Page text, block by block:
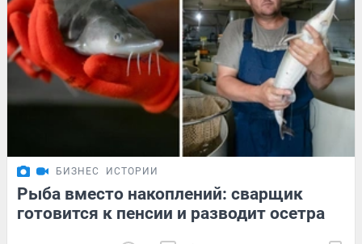
БИЗНЕС ИСТОРИИ
Рыба вместо накоплений: сварщик
готовится к пенсии и разводит осетра